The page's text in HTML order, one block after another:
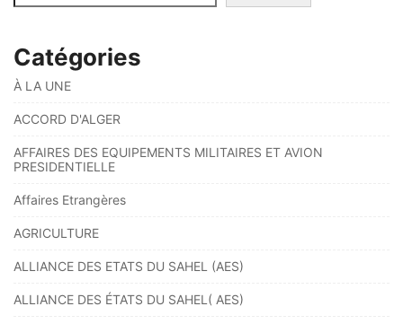
Catégories
À LA UNE
ACCORD D'ALGER
AFFAIRES DES EQUIPEMENTS MILITAIRES ET AVION
PRESIDENTIELLE
Affaires Etrangères
AGRICULTURE
ALLIANCE DES ETATS DU SAHEL (AES)
ALLIANCE DES ÉTATS DU SAHEL( AES)